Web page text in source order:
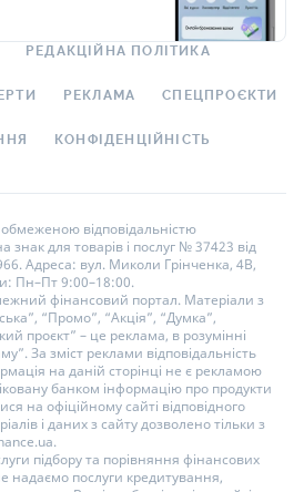
РЕДАКЦІЙНА ПОЛІТИКА
РЕКЛАМА СПЕЦПРОЄКТИ
КОНФІДЕНЦІЙНІСТЬ
відповідальністю
знак для товарів і послуг № 37423 від
Адреса: вул. Миколи Грінченка, 4В,
Пн–Пт 9:00–18:00.
фінансовий портал. Матеріали з
“Промо”, “Акція”, “Думка”,
проєкт” – це реклама, в розумінні
За зміст реклами відповідальність
на даній сторінці не є рекламою
банком інформацію про продукти
на офіційному сайті відповідного
і даних з сайту дозволено тільки з
підбору та порівняння фінансових
надаємо послуги кредитування,